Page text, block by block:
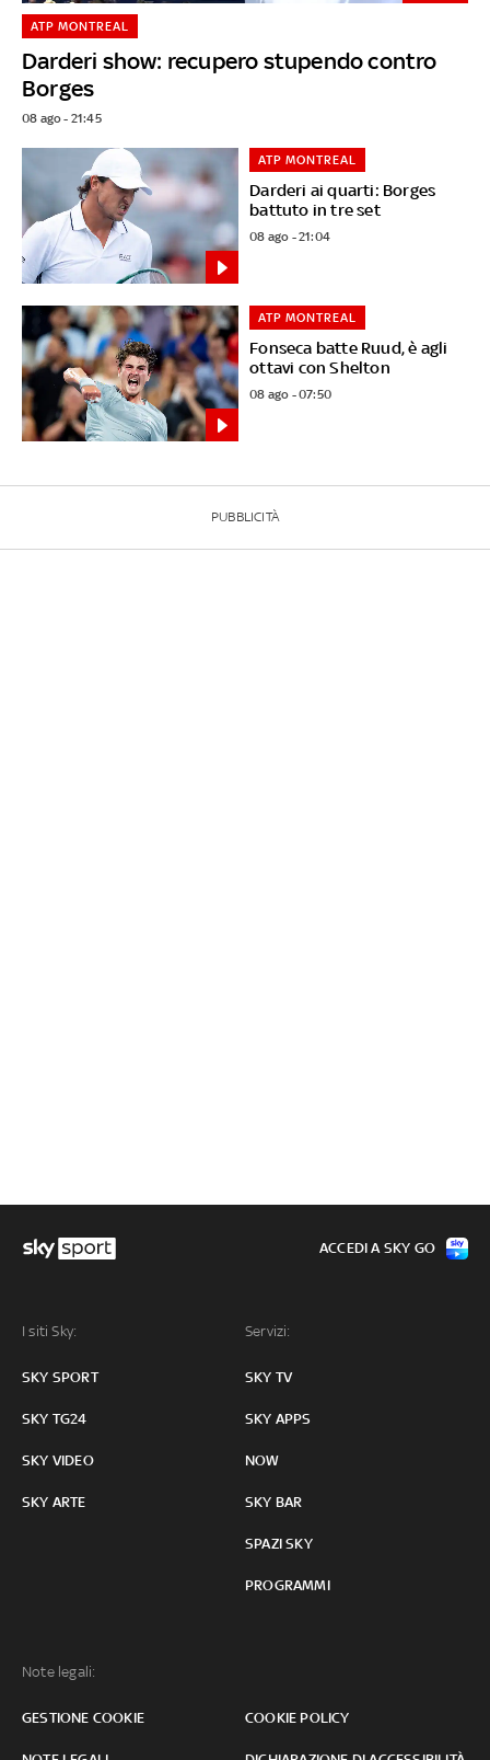
Darderi show: recupero stupendo contro
Borges
ATP MONTREAL
08 ago - 21:45
Darderi ai quarti: Borges
battuto in tre set
ATP MONTREAL
08 ago - 21:04
Fonseca batte Ruud, è agli
ottavi con Shelton
ATP MONTREAL
08 ago - 07:50
PUBBLICITÀ
I siti Sky:
SKY SPORT
SKY TG24
SKY VIDEO
SKY ARTE
Servizi:
SKY TV
SKY APPS
NOW
SKY BAR
SPAZI SKY
PROGRAMMI
Note legali:
GESTIONE COOKIE COOKIE POLICY
ACCEDI A SKY GO